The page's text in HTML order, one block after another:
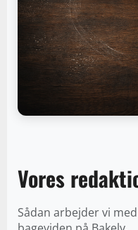
Vores
Sådan arbejder vi